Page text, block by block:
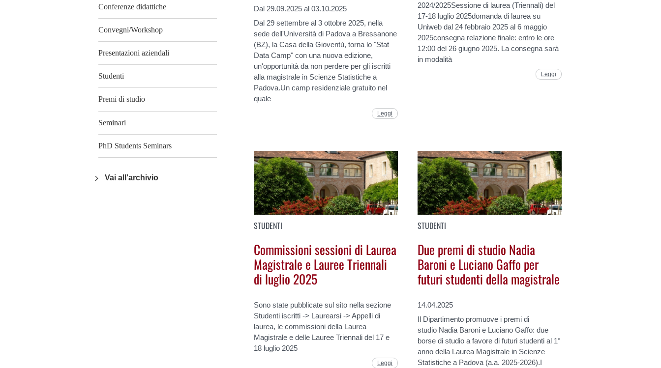
Conferenze didattiche
Convegni/Workshop
Presentazioni aziendali
Studenti
Premi di studio
Seminari
PhD Students Seminars
Vai all'archivio
Dal 29.09.2025 al 03.10.2025
Dal 29 settembre al 3 ottobre 2025, nella
sede dell'Università di Padova a Bressanone
(BZ), la Casa della Gioventù, torna lo "Stat
Data Camp" con una nuova edizione,
un'opportunità da non perdere per gli iscritti
alla magistrale in Scienze Statistiche a
Padova.Un camp residenziale gratuito nel
quale
Leggi
2024/2025Sessione di laurea (Triennali) del
17-18 luglio 2025domanda di laurea su
Uniweb dal 24 febbraio 2025 al 6 maggio
2025consegna relazione finale: entro le ore
12:00 del 26 giugno 2025. La consegna sarà
in modalità
Leggi
STUDENTI
Commissioni sessioni di Laurea
Magistrale e Lauree Triennali
di luglio 2025
Sono state pubblicate sul sito nella sezione
Studenti iscritti -> Laurearsi -> Appelli di
laurea, le commissioni della Laurea
Magistrale e delle Lauree Triennali del 17 e
18 luglio 2025
Leggi
STUDENTI
Due premi di studio Nadia
Baroni e Luciano Gaffo per
futuri studenti della magistrale
14.04.2025
Il Dipartimento promuove i premi di
studio Nadia Baroni e Luciano Gaffo: due
borse di studio a favore di futuri studenti al 1°
anno della Laurea Magistrale in Scienze
Statistiche a Padova (a.a. 2025-2026).I